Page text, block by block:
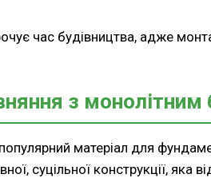
час будівництва, адже
з монолітним
матеріал для
суцільної конструкції, яка